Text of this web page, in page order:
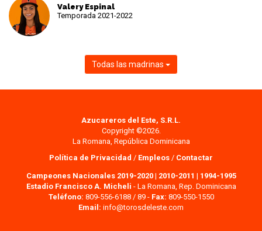
Valery Espinal
Temporada 2021-2022
Todas las madrinas
Azucareros del Este, S.R.L.
Copyright ©2026.
La Romana, República Dominicana
Política de Privacidad / Empleos / Contactar
Campeones Nacionales 2019-2020| 2010-2011 | 1994-1995
Estadio Francisco A. Micheli - La Romana, Rep. Dominicana
Teléfono: 809-556-6188 / 89 - Fax: 809-550-1550
Email: info@torosdeleste.com